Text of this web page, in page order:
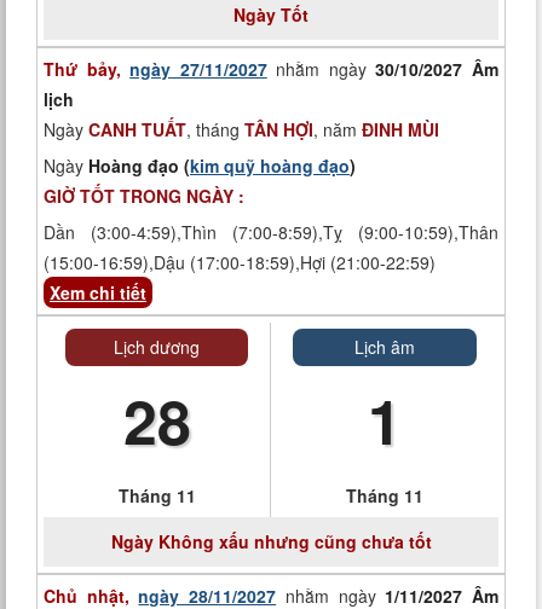
Ngày Tốt
Thứ bảy,ngày 27/11/2027nhằm ngày30/10/2027 Âm
lịch
Ngày CANH TUẤT, tháng TÂN HỢI, năm ĐINH MÙI
Ngày Hoàng đạo (kim quỹ hoàng đạo)
GIỜ TỐT TRONG NGÀY :
Dần (3:00-4:59),Thìn (7:00-8:59),Tỵ (9:00-10:59),Thân
(15:00-16:59),Dậu (17:00-18:59),Hợi (21:00-22:59)
Xem chi tiết
Lịch dương
28
Tháng 11
Lịch âm
1
Tháng 11
NgàyKhông xấu nhưng cũng chưa tốt
Chủ nhật,ngày 28/11/2027 nhằm ngày 1/11/2027 Âm